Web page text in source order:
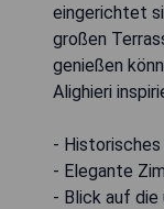
eingerichtet
großen
genießen
Alighieri
- Historisches
- Elegante
- Blick auf die